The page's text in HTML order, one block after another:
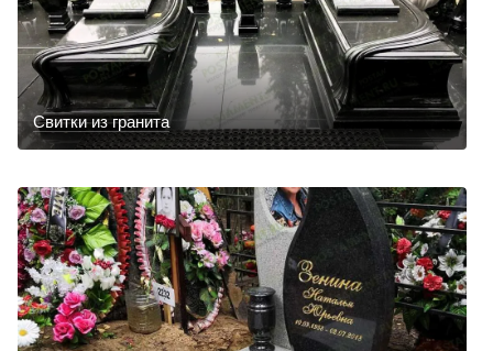
Свитки из гранита